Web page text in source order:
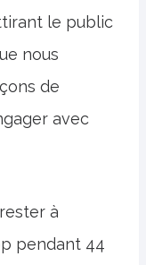
le public
nous
de
avec
à
pendant 44